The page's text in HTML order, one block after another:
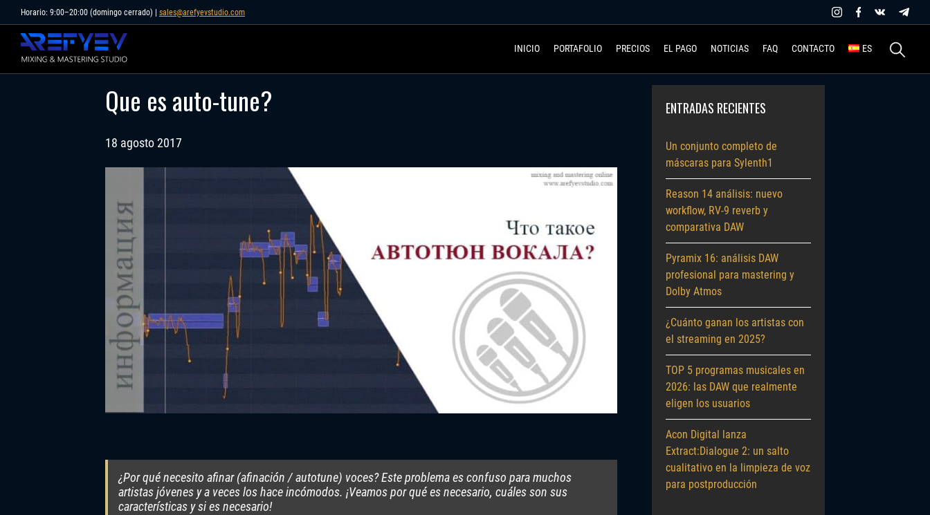
to
content
Horario: 9:00–20:00 (domingo cerrado) | sales@arefyevstudio.com
INICIO PORTAFOLIO PRECIOS EL PAGO NOTICIAS FAQ CONTACTO ES Buscar:
Que es auto-tune?
18 agosto 2017
¿Por qué necesito afinar (afinación / autotune) voces? Este problema es confuso para muchos
artistas jóvenes y a veces los hace incómodos. ¡Veamos por qué es necesario, cuáles son sus
características y si es necesario!
ENTRADAS RECIENTES
Un conjunto completo de
máscaras para Sylenth1
Reason 14 análisis: nuevo
workflow, RV-9 reverb y
comparativa DAW
Pyramix 16: análisis DAW
profesional para mastering y
Dolby Atmos
¿Cuánto ganan los artistas con
el streaming en 2025?
TOP 5 programas musicales en
2026: las DAW que realmente
eligen los usuarios
Acon Digital lanza
Extract:Dialogue 2: un salto
cualitativo en la limpieza de voz
para postproducción